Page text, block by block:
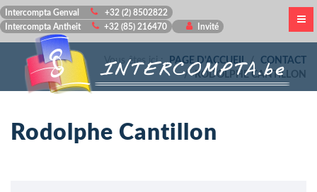
Intercompta Genval
+32 (2) 8502822
Intercompta Antheit
+32 (85) 216470 Invité
Vous êtes ici :PAGE D'ACCUEIL
CONTACT
RODOLPHE CANTILLON
Rodolphe Cantillon